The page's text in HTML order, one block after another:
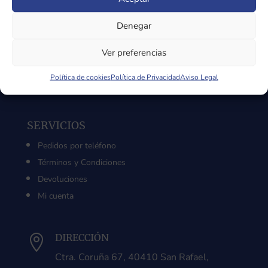
Denegar
Ver preferencias
Política de cookiesPolítica de PrivacidadAviso Legal
Política de Privacidad
Política de Cookies
SERVICIOS
Pedidos por teléfono
Términos y Condiciones
Devoluciones
Mi cuenta
 DIRECCIÓN
Ctra. Coruña 67, 40410 San Rafael,